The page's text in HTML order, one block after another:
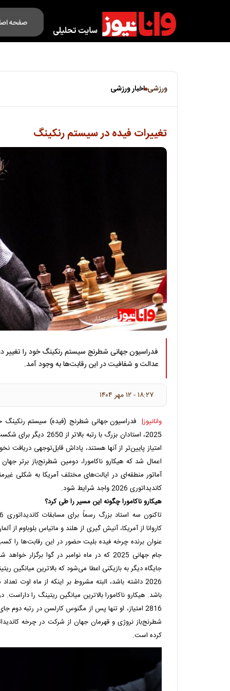
صفحه
فکت
ورزشی اخبار ورزشی
تغییرات فیده در سیستم رنکینگ
فدراسیون جهانی شطرنج سیستم رنکینگ خود را تغییر
عدالت و شفافیت در این رقابت‌ها به وجود آمد.
۱۸:۲۷ - ۱۲ مهر ۱۴۰۴
وانانیوز| فدراسیون جهانی شطرنج (فیده) سیستم رنکینگ
امتیاز پایین‌تر از آنها هستند، پاداش قابل‌توجهی دریافت
اعمال شد که هیکارو ناکامورا، دومین شطرنج‌باز برتر
آماتور منطقه‌ای در ایالت‌های مختلف آمریکا به شکلی
کاندیداتوری 2026 واجد شرایط شود.
هیکارو ناکامورا چگونه این مسیر را طی کرد؟
کاروانا از آمریکا، آنیش گیری از هلند و ماتیاس بلوباوم از
عنوان برنده چرخه فیده بلیت حضور در این رقابت‌ها را
جام جهانی 2025 که در ماه نوامبر در گوا
2026 داشته باشد، البته مشروط بر اینکه از ماه اوت
باشد. هیکارو ناکامورا بالاترین میانگین ریتینگ را
2816 امتیاز، او تنها پس از مگنوس کارلسن در رتبه
شطرنج‌باز نروژی و قهرمان جهان از شرکت در چرخه
کرده است.